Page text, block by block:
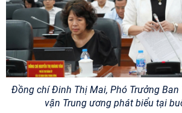
Đồng chí Đinh Thị Mai, Phó Trưởng Ban
vận Trung ương phát biểu tại